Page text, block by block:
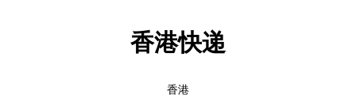
香港快递
香港